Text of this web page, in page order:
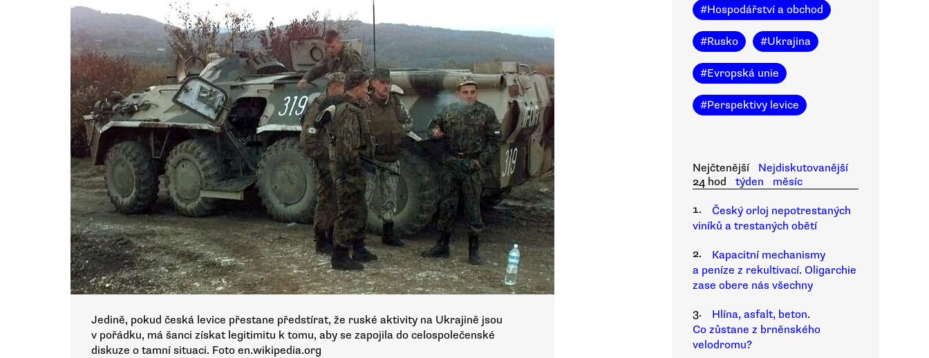
Jedině, pokud česká levice přestane předstírat, že ruské aktivity na Ukrajině jsou
v pořádku, má šanci získat legitimitu k tomu, aby se zapojila do celospolečenské
diskuze o tamní situaci. Foto en.wikipedia.org
#Hospodářství a obchod
#Rusko #Ukrajina
#Evropská unie
#Perspektivy levice
Nejčtenější
Nejdiskutovanější
24 hod
týden
měsíc
1.
Český orloj nepotrestaných
viníků a trestaných obětí
2.
Kapacitní mechanismy
a peníze z rekultivací. Oligarchie
zase obere nás všechny
3.
Hlína, asfalt, beton.
Co zůstane z brněnského
velodromu?